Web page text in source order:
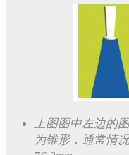
上图图中左边的
为锥形，通常情